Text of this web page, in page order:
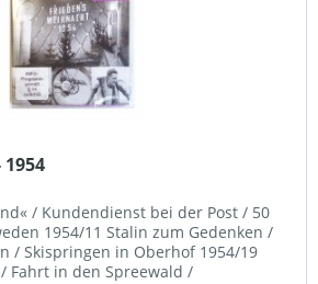
/ Kundendienst bei der Post / 50
1954/11 Stalin zum Gedenken /
/ Skispringen in Oberhof 1954/19
Fahrt in den Spreewald /